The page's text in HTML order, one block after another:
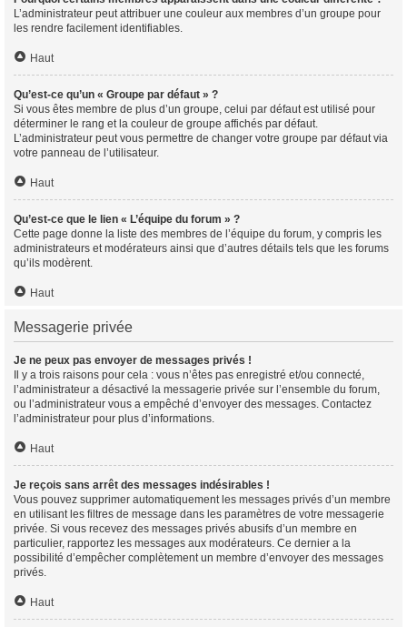
L’administrateur peut attribuer une couleur aux membres d’un groupe pour
les rendre facilement identifiables.
Haut
Qu’est-ce qu’un « Groupe par défaut » ?
Si vous êtes membre de plus d’un groupe, celui par défaut est utilisé pour
déterminer le rang et la couleur de groupe affichés par défaut.
L’administrateur peut vous permettre de changer votre groupe par défaut via
votre panneau de l’utilisateur.
Haut
Qu’est-ce que le lien « L’équipe du forum » ?
Cette page donne la liste des membres de l’équipe du forum, y compris les
administrateurs et modérateurs ainsi que d’autres détails tels que les forums
qu’ils modèrent.
Haut
Messagerie privée
Je ne peux pas envoyer de messages privés !
Il y a trois raisons pour cela : vous n’êtes pas enregistré et/ou connecté,
l’administrateur a désactivé la messagerie privée sur l’ensemble du forum,
ou l’administrateur vous a empêché d’envoyer des messages. Contactez
l’administrateur pour plus d’informations.
Haut
Je reçois sans arrêt des messages indésirables !
Vous pouvez supprimer automatiquement les messages privés d’un membre
en utilisant les filtres de message dans les paramètres de votre messagerie
privée. Si vous recevez des messages privés abusifs d’un membre en
particulier, rapportez les messages aux modérateurs. Ce dernier a la
possibilité d’empêcher complètement un membre d’envoyer des messages
privés.
Haut